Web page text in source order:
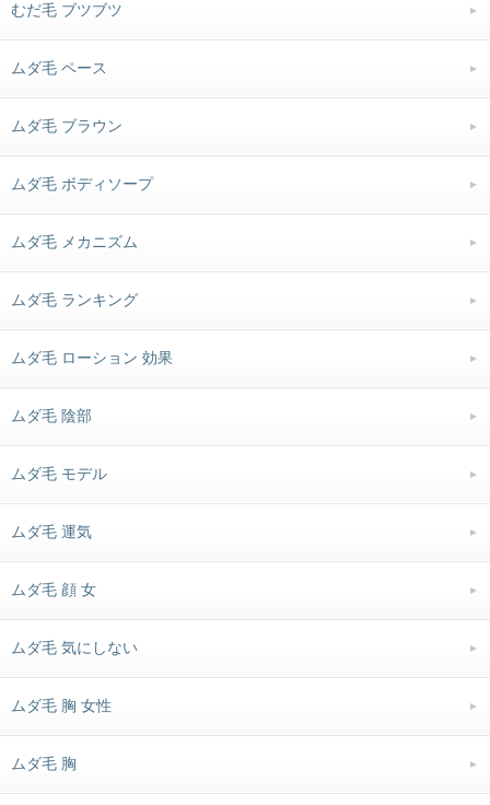
むだ毛 ブツブツ
ムダ毛 ペース
ムダ毛 ブラウン
ムダ毛 ボディソープ
ムダ毛 メカニズム
ムダ毛 ランキング
ムダ毛 ローション 効果
ムダ毛 陰部
ムダ毛 モデル
ムダ毛 運気
ムダ毛 顔 女
ムダ毛 気にしない
ムダ毛 胸 女性
ムダ毛 胸